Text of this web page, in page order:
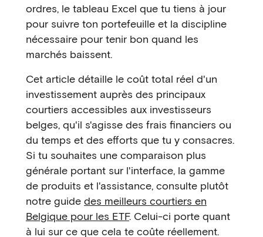
ordres, le tableau Excel que tu tiens à jour
pour suivre ton portefeuille et la discipline
nécessaire pour tenir bon quand les
marchés baissent.
Cet article détaille le coût total réel d'un
investissement auprès des principaux
courtiers accessibles aux investisseurs
belges, qu'il s'agisse des frais financiers ou
du temps et des efforts que tu y consacres.
Si tu souhaites une comparaison plus
générale portant sur l'interface, la gamme
de produits et l'assistance, consulte plutôt
notre guide des meilleurs courtiers en
Belgique pour les ETF. Celui-ci porte quant
à lui sur ce que cela te coûte réellement.